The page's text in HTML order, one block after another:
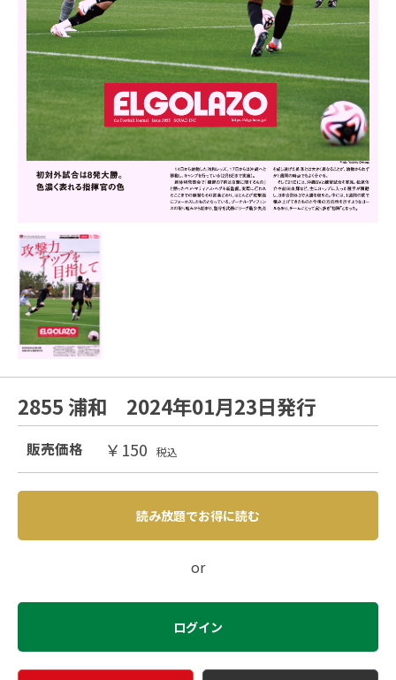
2855 浦和 2024年01月23日発行
販売価格 ￥150 税込
読み放題でお得に読む
or
ログイン